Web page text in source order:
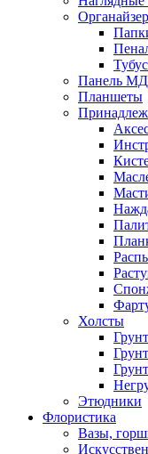
Панель
Планшеты
Холсты
Этюдники
Флористика
Вазы,